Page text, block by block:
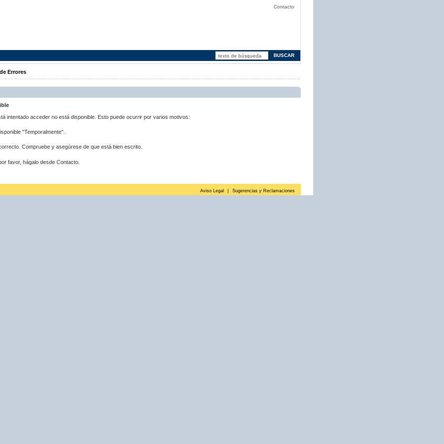
Contacto
Errores
intentado acceder no está disponible. Esto puede ocurrir por varios motivos:
"Temporalmente".
Compruebe y asegúrese de que está bien escrito.
favor, hágalo desde Contacto.
Aviso Legal Sugerencias y Reclamaciones